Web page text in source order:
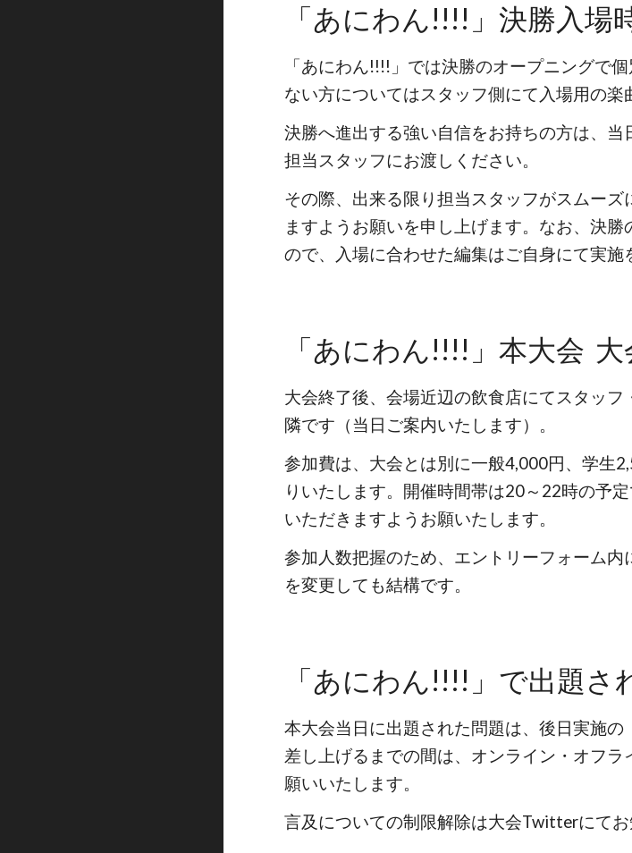
「あにわん!!!!」決勝入場
「あにわん!!!!」では決勝のオープニングで
ない方についてはスタッフ側にて入場用の楽
決勝へ進出する強い自信をお持ちの方は、
担当スタッフにお渡しください。
その際、出来る限り担当スタッフがスムー
ますようお願いを申し上げます。なお、決
ので、入場に合わせた編集はご自身にて実施
「あにわん!!!!」本大会
大会終了後、会場近辺の飲食店にてスタッ
隣です（当日ご案内いたします）。
参加費は、大会とは別に一般4,000円、学生
りいたします。開催時間帯は20～22時の予
いただきますようお願いたします。
参加人数把握のため、エントリーフォーム
を変更しても結構です。
「あにわん!!!!」 で出題さ
本大会当日に出題された問題は、後日実施
差し上げるまでの間は、オンライン・オフ
願いいたします。
言及についての制限解除は大会Twitterにてお